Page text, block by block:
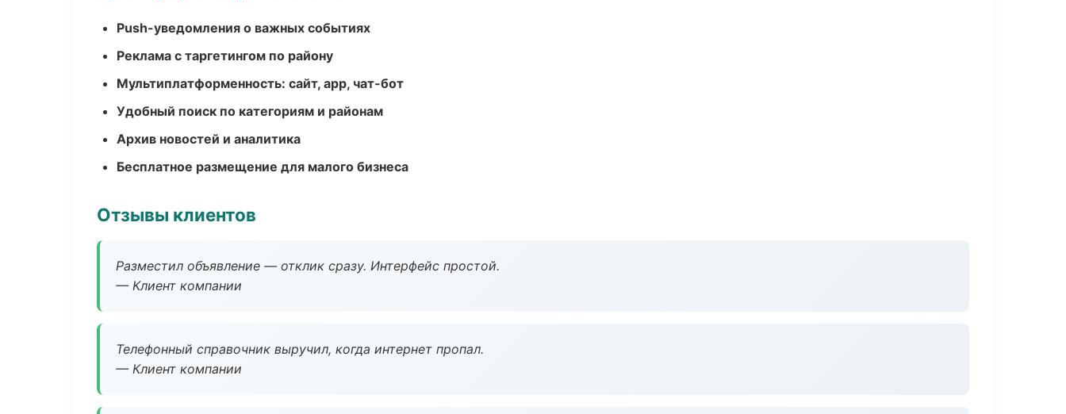
Push-уведомления о важных событиях
Реклама с таргетингом по району
Мультиплатформенность: сайт, app, чат-бот
Удобный поиск по категориям и районам
Архив новостей и аналитика
Бесплатное размещение для малого бизнеса
Отзывы клиентов
Разместил объявление — отклик сразу. Интерфейс простой.
— Клиент компании
Телефонный справочник выручил, когда интернет пропал.
— Клиент компании